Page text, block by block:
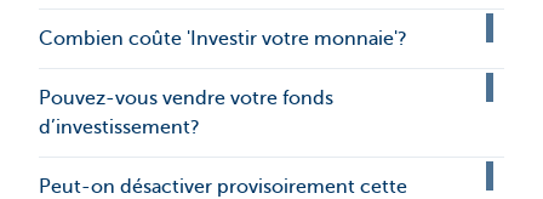
Combien coûte 'Investir votre monnaie'?
Pouvez-vous vendre votre fonds
d’investissement?
Peut-on désactiver provisoirement cette